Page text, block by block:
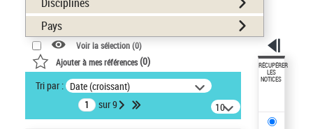
Pays
Voir la sélection (0)
Ajouter à mes références(0)
Tri par : Date (croissant)
sur 9
10
résultats/page
RÉCUPÉRER
LES
NOTICES